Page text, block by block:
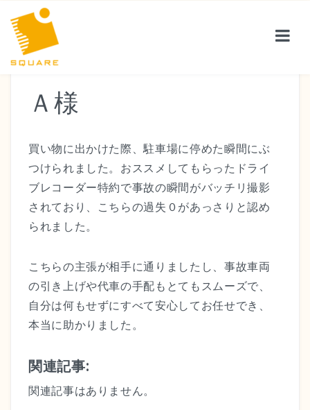
サービス紹介
お客様の声
会社案内
保険コラム
サイトマップ
Ａ様
買い物に出かけた際、駐車場に停めた瞬間にぶ
つけられました。おススメしてもらったドライ
ブレコーダー特約で事故の瞬間がバッチリ撮影
されており、こちらの過失０があっさりと認め
られました。
こちらの主張が相手に通りましたし、事故車両
の引き上げや代車の手配もとてもスムーズで、
自分は何もせずにすべて安心してお任せでき、
本当に助かりました。
関連記事:
関連記事はありません。